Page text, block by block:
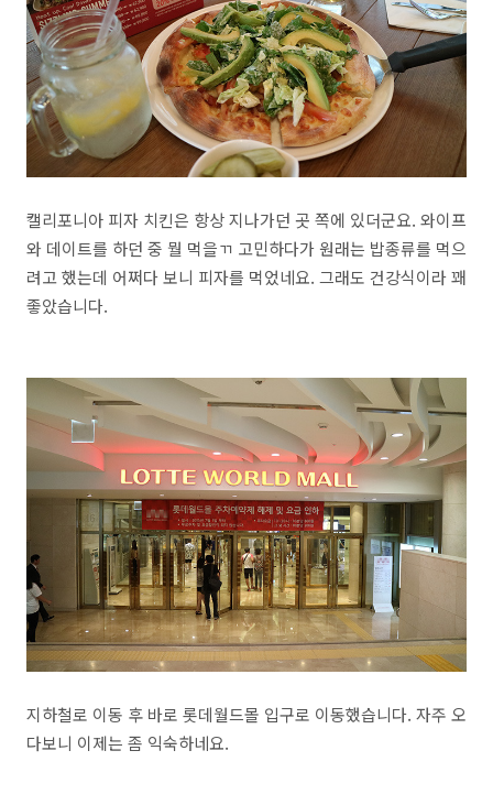
캘리포니아 피자 치킨은 항상 지나가던 곳 쪽에 있더군요. 와이프
와 데이트를 하던 중 뭘 먹을ㄲ 고민하다가 원래는 밥종류를 먹으
려고 했는데 어쩌다 보니 피자를 먹었네요. 그래도 건강식이라 꽤
좋았습니다.
지하철로 이동 후 바로 롯데월드몰 입구로 이동했습니다. 자주 오
다보니 이제는 좀 익숙하네요.